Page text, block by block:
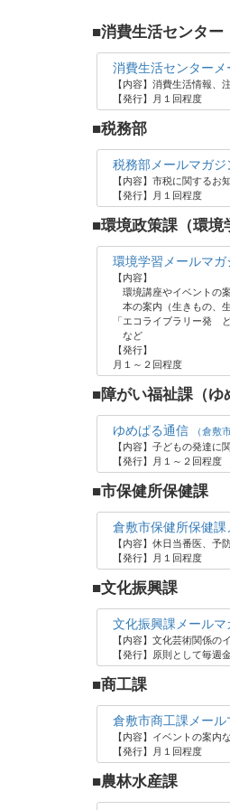
■消費生活センター
消費生活センター
【内容】消費生活情報
【発行】月１回程度
■税務部
税務部メールマガジ
【内容】市税に関する
【発行】月１回程度
■環境政策課（環境
環境学習メールマガ
【内容】
環境講座やイベントの
本の案内（生きもの、
「エコライブラリー発
など
【発行】
月１～２回程度
■障がい福祉課（ゆ
ゆめぱる通信
（倉敷
【内容】子どもの発達
【発行】月１～２回程度
■市保健所保健課
倉敷市保健所保健
【内容】休日当番医、
【発行】月１回程度
■文化振興課
文化振興課メールマ
【内容】文化芸術関係
【発行】原則として毎週
■商工課
倉敷市商工課メール
【内容】イベントの案内
【発行】月１回程度
■農林水産課